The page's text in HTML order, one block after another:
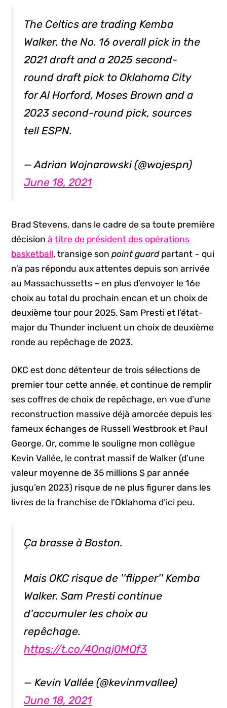
The Celtics are trading Kemba
Walker, the No. 16 overall pick in the
2021 draft and a 2025 second-
round draft pick to Oklahoma City
for Al Horford, Moses Brown and a
2023 second-round pick, sources
tell ESPN.
— Adrian Wojnarowski (@wojespn)
June 18, 2021
Brad Stevens, dans le cadre de sa toute première
décisionà titre de président des opérations
basketball, transige sonpoint guardpartant – qui
n’a pas répondu aux attentes depuis son arrivée
au Massachussetts – en plus d’envoyer le 16e
choix au total du prochain encan et un choix de
deuxième tour pour 2025. Sam Presti et l’état-
major du Thunder incluent un choix de deuxième
ronde au repêchage de 2023.
OKC est donc détenteur de trois sélections de
premier tour cette année, et continue de remplir
ses coffres de choix de repêchage, en vue d’une
reconstruction massive déjà amorcée depuis les
fameux échanges de Russell Westbrook et Paul
George. Or, comme le souligne mon collègue
Kevin Vallée, le contrat massif de Walker (d’une
valeur moyenne de 35 millions $ par année
jusqu’en 2023) risque de ne plus figurer dans les
livres de la franchise de l’Oklahoma d’ici peu.
Ça brasse à Boston.
Mais OKC risque de ''flipper'' Kemba
Walker. Sam Presti continue
d'accumuler les choix au
repêchage.
https://t.co/4Onqj0MQf3
— Kevin Vallée (@kevinmvallee)
June 18, 2021